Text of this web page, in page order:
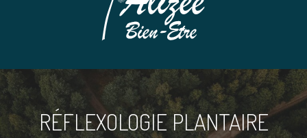
RÉFLEXOLOGIE PLANTAIRE